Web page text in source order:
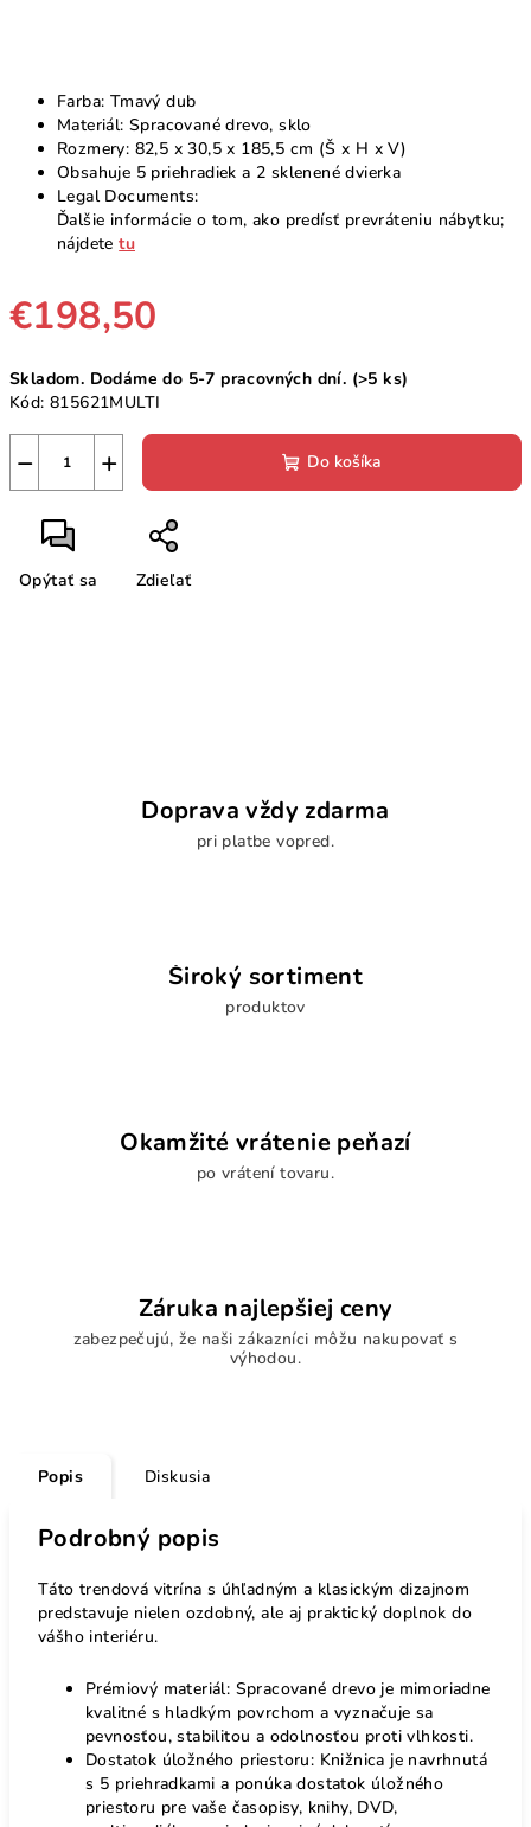
Farba: Tmavý dub
Materiál: Spracované drevo, sklo
Rozmery: 82,5 x 30,5 x 185,5 cm (Š x H x V)
Obsahuje 5 priehradiek a 2 sklenené dvierka
Legal Documents:
Ďalšie informácie o tom, ako predísť prevráteniu nábytku;
nájdetetu
€198,50
cena:
Skladom. Dodáme do 5-7 pracovných dní. (>5 ks)
Kód: 815621MULTI
+
− Do košíka
Opýtať sa Zdieľať
Doprava vždy zdarma
pri platbe vopred.
Široký sortiment
produktov
Okamžité vrátenie peňazí
po vrátení tovaru.
Záruka najlepšiej ceny
zabezpečujú, že naši zákazníci môžu nakupovať s
výhodou.
Popis Diskusia
Podrobný popis
Táto trendová vitrína s úhľadným a klasickým dizajnom
predstavuje nielen ozdobný, ale aj praktický doplnok do
vášho interiéru.
Prémiový materiál: Spracované drevo je mimoriadne
kvalitné s hladkým povrchom a vyznačuje sa
pevnosťou, stabilitou a odolnosťou proti vlhkosti.
Dostatok úložného priestoru: Knižnica je navrhnutá
s 5 priehradkami a ponúka dostatok úložného
priestoru pre vaše časopisy, knihy, DVD,